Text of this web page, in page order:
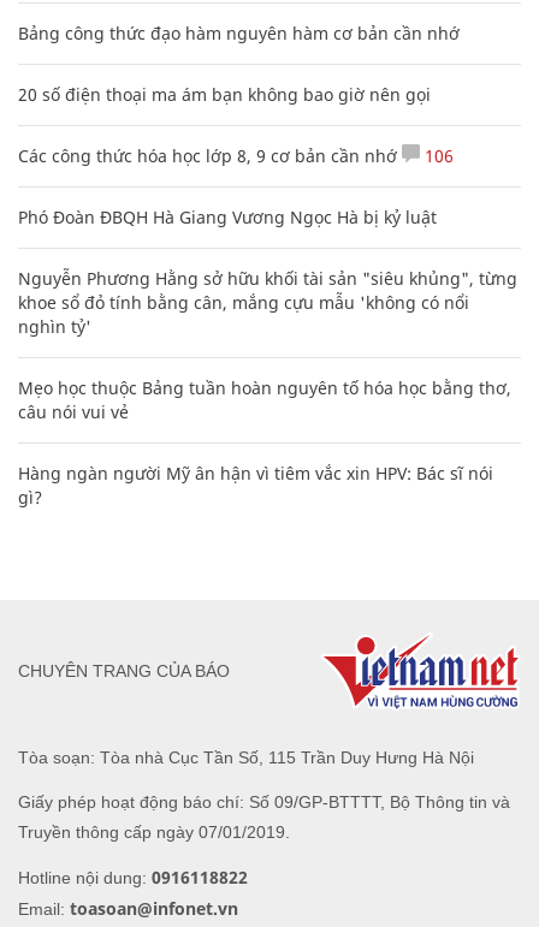
Bảng công thức đạo hàm nguyên hàm cơ bản cần nhớ
20 số điện thoại ma ám bạn không bao giờ nên gọi
Các công thức hóa học lớp 8, 9 cơ bản cần nhớ 106
Phó Đoàn ĐBQH Hà Giang Vương Ngọc Hà bị kỷ luật
Nguyễn Phương Hằng sở hữu khối tài sản "siêu khủng", từng
khoe sổ đỏ tính bằng cân, mắng cựu mẫu 'không có nổi
nghìn tỷ'
Mẹo học thuộc Bảng tuần hoàn nguyên tố hóa học bằng thơ,
câu nói vui vẻ
Hàng ngàn người Mỹ ân hận vì tiêm vắc xin HPV: Bác sĩ nói
gì?
Tòa soạn: Tòa nhà Cục Tần Số, 115 Trần Duy Hưng Hà Nội
Giấy phép hoạt động báo chí: Số 09/GP-BTTTT, Bộ Thông tin và
Truyền thông cấp ngày 07/01/2019.
Hotline nội dung: 0916118822
Email: toasoan@infonet.vn
CHUYÊN TRANG CỦA BÁO